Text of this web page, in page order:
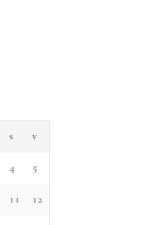
s v
4 5
11 12